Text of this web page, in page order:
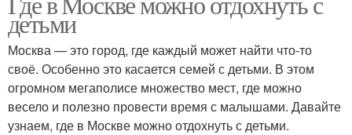
детьми
Москва — это город, где каждый может найти что-то
своё. Особенно это касается семей с детьми. В этом
огромном мегаполисе множество мест, где можно
весело и полезно провести время с малышами. Давайте
узнаем, где в Москве можно отдохнуть с детьми.